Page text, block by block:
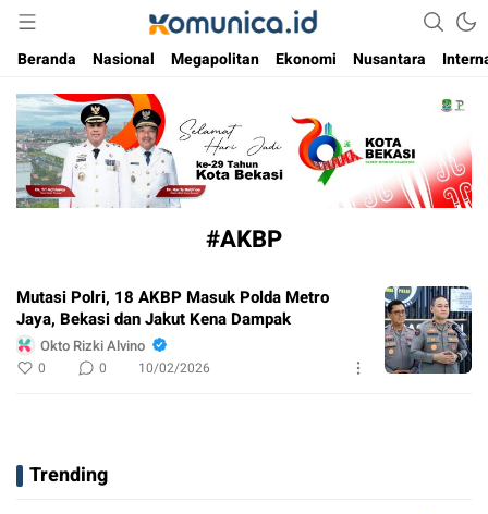
Komunica
Media Informasi Masa Kini
Beranda
Nasional Megapolitan Ekonomi Nusantara
#AKBP
Mutasi Polri, 18 AKBP Masuk Polda Metro
Jaya, Bekasi dan Jakut Kena Dampak
Okto Rizki Alvino
0 0 10/02/2026
Trending